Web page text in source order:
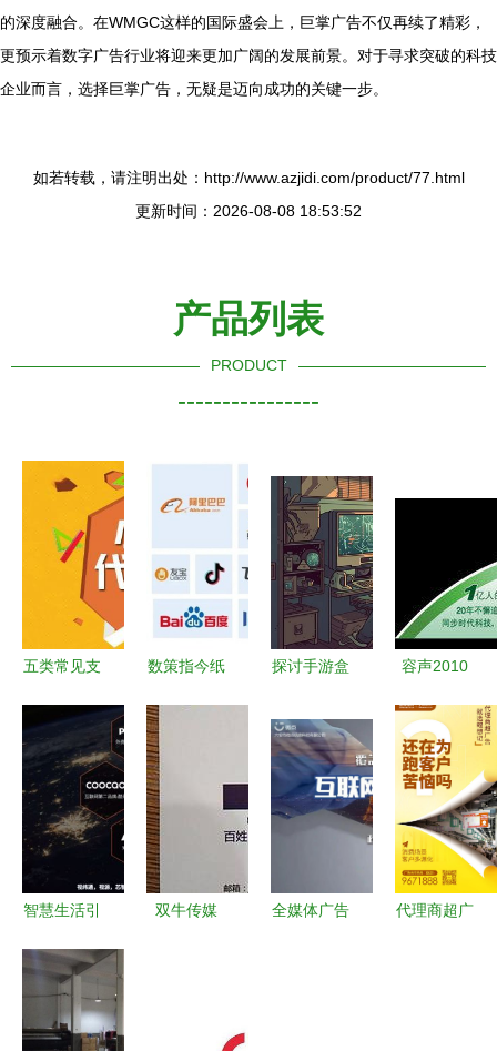
的深度融合。在WMGC这样的国际盛会上，巨掌广告不仅再续了精彩，
更预示着数字广告行业将迎来更加广阔的发展前景。对于寻求突破的科技
企业而言，选择巨掌广告，无疑是迈向成功的关键一步。
如若转载，请注明出处：http://www.azjidi.com/product/77.html
更新时间：2026-08-08 18:53:52
产品列表
PRODUCT
----------------
五类常见支
发票也无法
税前扣除，
90%的企业
可能还蒙在
数策指今纸
达成广告业
务合作，共
掘流量与广
告代理新蓝
探讨手游盒
告代理业务
的商业逻辑
——以幻魔
之眼为例
容声2010
的市场博弈
与技术牌局
智慧生活引
度家电频道
广告代理业
务全新启航
双牛传媒
务，引领区
全媒体广告
代理商超广